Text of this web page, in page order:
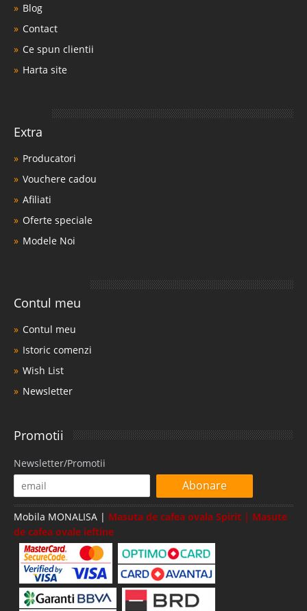
Blog
Contact
Ce spun clientii
Harta site
Extra
Producatori
Vouchere cadou
Afiliati
Oferte speciale
Modele Noi
Contul meu
Contul meu
Istoric comenzi
Wish List
Newsletter
Promotii
Newsletter/Promotii
Abonare
Mobila MONALISA | Masuta de cafea ovala Spirit | Masute
de cafea ovale ieftine